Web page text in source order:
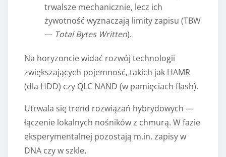
trwalsze mechanicznie, lecz ich
żywotność wyznaczają limity zapisu (TBW
— Total Bytes Written).
Na horyzoncie widać rozwój technologii
zwiększających pojemność, takich jak HAMR
(dla HDD) czy QLC NAND (w pamięciach flash).
Utrwala się trend rozwiązań hybrydowych —
łączenie lokalnych nośników z chmurą. W fazie
eksperymentalnej pozostają m.in. zapisy w
DNA czy w szkle.